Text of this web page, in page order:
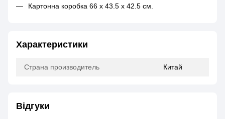
Картонна коробка 66 х 43.5 х 42.5 см.
Характеристики
Страна производитель Китай
Відгуки